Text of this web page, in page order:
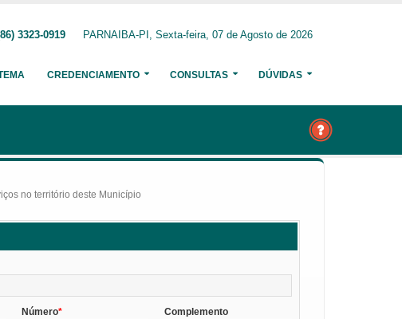
3323-0919 PARNAIBA-PI, Sexta-feira, 07 de Agosto de 2026
CREDENCIAMENTO CONSULTAS DÚVIDAS
no território deste Município
Número Complemento